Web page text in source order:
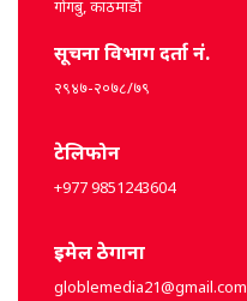
गोंगबु, काठमाडौं
सूचना विभाग दर्ता नं.
२९४७-२०७८/७९
टेलिफोन
+977 9851243604
इमेल ठेगाना
globlemedia21@gmail.com